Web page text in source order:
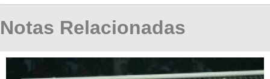
Notas Relacionadas